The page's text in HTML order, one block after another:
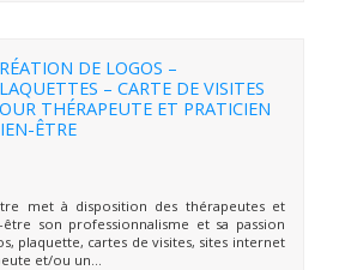
DE LOGOS –
– CARTE DE VISITES
THÉRAPEUTE ET PRATICIEN
ÊTRE
met à disposition des thérapeutes et
son professionnalisme et sa passion
plaquette, cartes de visites, sites internet
et/ou un...